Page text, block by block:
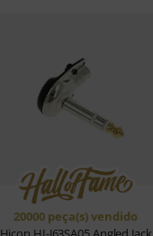
20000 peça(s) vendido